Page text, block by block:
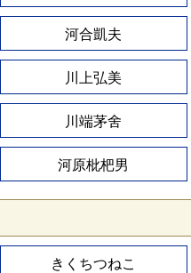
河合凱夫
川上弘美
川端茅舍
河原枇杷男
きくちつねこ